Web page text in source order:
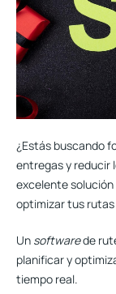
¿Estás buscando
entregas y reducir
excelente solución
optimizar tus
Un softwarede
planificar y
tiempo real.